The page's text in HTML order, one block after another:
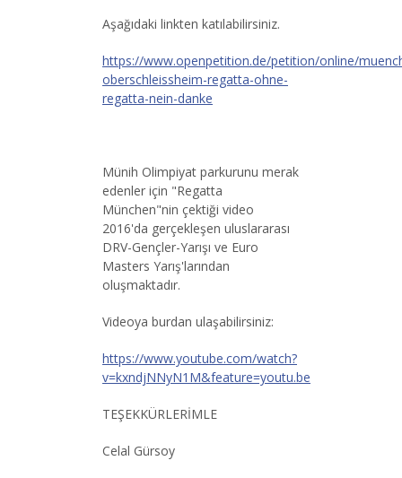
Aşağıdaki linkten katılabilirsiniz.
https://www.openpetition.de/petition/online/
oberschleissheim-regatta-ohne-
regatta-nein-danke
Münih Olimpiyat parkurunu merak
edenler için "Regatta
München"nin çektiği video
2016'da gerçekleşen uluslararası
DRV-Gençler-Yarışı ve Euro
Masters Yarış'larından
oluşmaktadır.
Videoya burdan ulaşabilirsiniz:
https://www.youtube.com/watch?
v=kxndjNNyN1M&feature=youtu.be
TEŞEKKÜRLERİMLE
Celal Gürsoy